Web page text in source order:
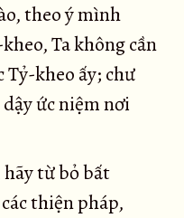
theo ý mình
Ta không cần
Tỷ-kheo ấy; chư
ức niệm nơi
hãy từ bỏ bất
thiện pháp,